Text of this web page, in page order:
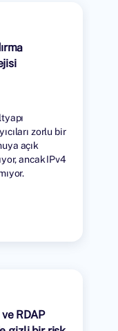
zorlu bir
açık
ancak IPv4
RDAP